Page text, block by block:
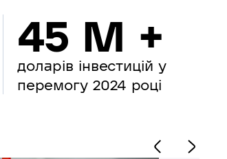
45 M +
доларів інвестицій у
перемогу 2024 році